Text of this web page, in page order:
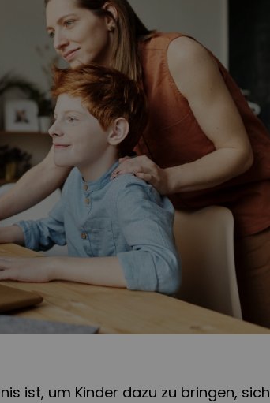
ist, um Kinder dazu zu bringen, sich